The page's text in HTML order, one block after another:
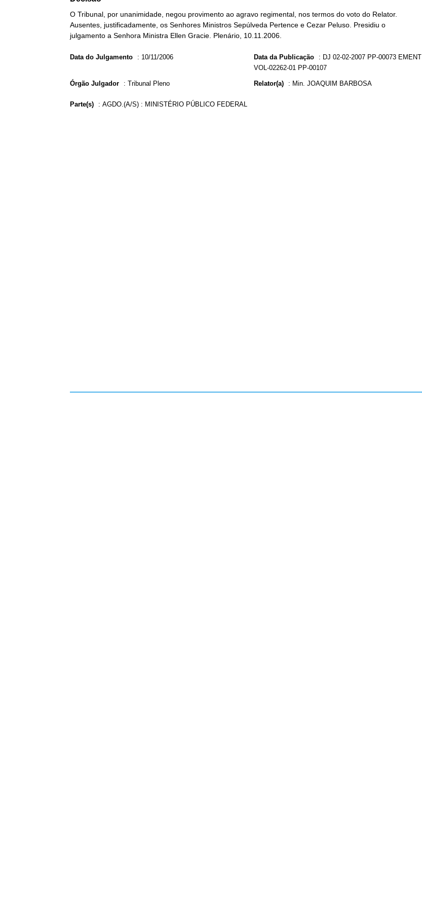
O Tribunal, por unanimidade, negou provimento ao agravo regimental, nos termos do voto do Relator.
Ausentes, justificadamente, os Senhores Ministros Sepúlveda Pertence e Cezar Peluso. Presidiu o
julgamento a Senhora Ministra Ellen Gracie. Plenário, 10.11.2006.
Data do Julgamento : 10/11/2006 Data da Publicação : DJ 02-02-2007 PP-00073 EMENT
VOL-02262-01 PP-00107
Órgão Julgador : Tribunal Pleno Relator(a) : Min. JOAQUIM BARBOSA
Parte(s) : AGDO.(A/S) : MINISTÉRIO PÚBLICO FEDERAL